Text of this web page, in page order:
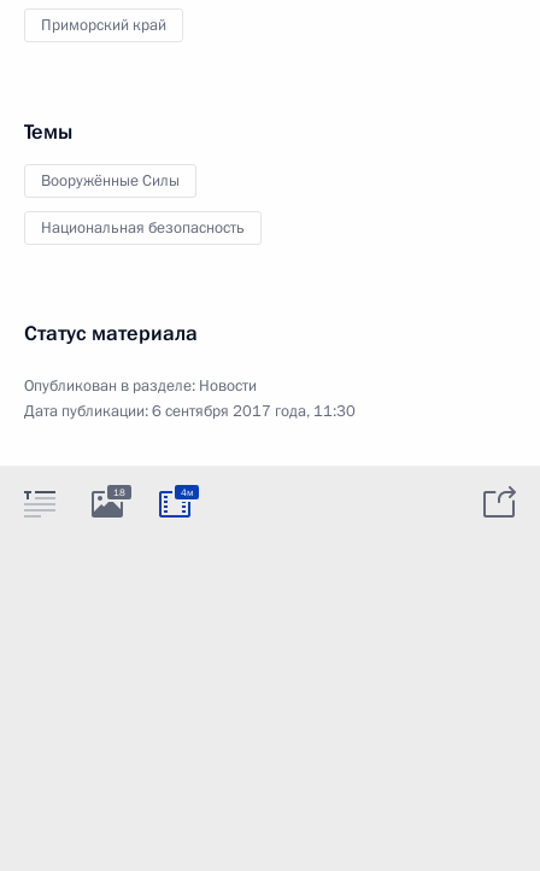
Приморский край
Темы
Вооружённые Силы
Национальная безопасность
Статус материала
Опубликован в разделе: Новости
Дата публикации:6 сентября 2017 года, 11:30
18 4м